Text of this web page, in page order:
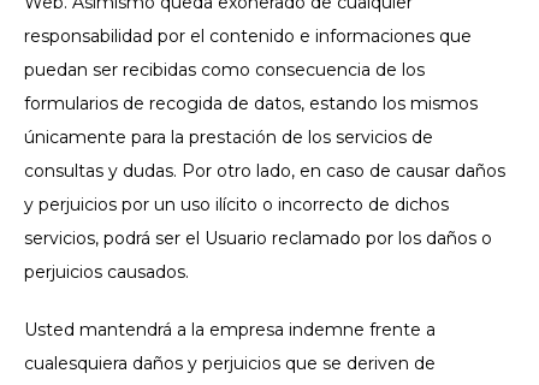
responsabilidad por el contenido e informaciones que
puedan ser recibidas como consecuencia de los
formularios de recogida de datos, estando los mismos
únicamente para la prestación de los servicios de
consultas y dudas. Por otro lado, en caso de causar daños
y perjuicios por un uso ilícito o incorrecto de dichos
servicios, podrá ser el Usuario reclamado por los daños o
perjuicios causados.
Usted mantendrá a la empresa indemne frente a
cualesquiera daños y perjuicios que se deriven de